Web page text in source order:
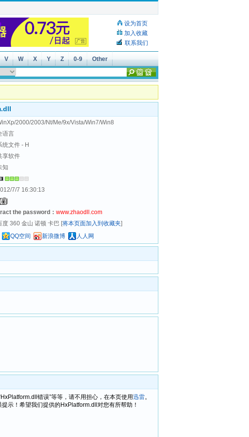
设为首页
加入收藏
联系我们
V W X Y Z 0-9 Other
2000/2003/Nt/Me/9x/Vista/Win7/Win8
语言
统文件 - H
享软件
知
7/7 16:30:13
the password： www.zhaodll.com
度 360 金山 诺顿 卡巴 [将本页面加入到收藏夹]
QQ空间 新浪微博 人人网
错误”等等，请不用担心，在本页使用迅雷。
示！希望我们提供的HxPlatform.dll对您有所帮助！